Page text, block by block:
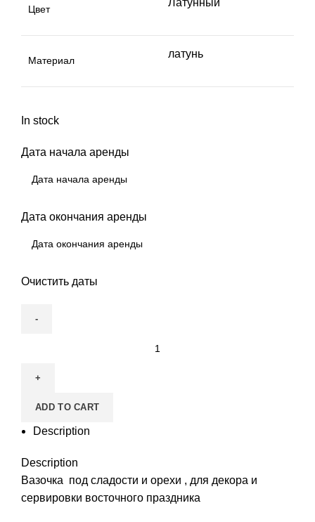
Цвет
Латунный
Материал
латунь
In stock
Дата начала аренды
Дата окончания аренды
Очистить даты
quantity
ADD TO CART
Description
Description
Вазочка под сладости и орехи , для декора и
сервировки восточного праздника